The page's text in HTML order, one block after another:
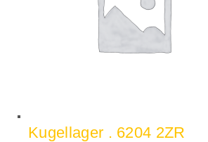
Kugellager . 6204 2ZR